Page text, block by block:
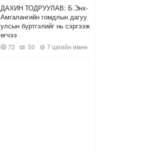
ДАХИН ТОДРУУЛАВ: Б.Энх-
Амгалангийн гомдлын дагуу
улсын бүртгэлийг нь сэргээж
өгчээ
72 50 7 цагийн өмнө